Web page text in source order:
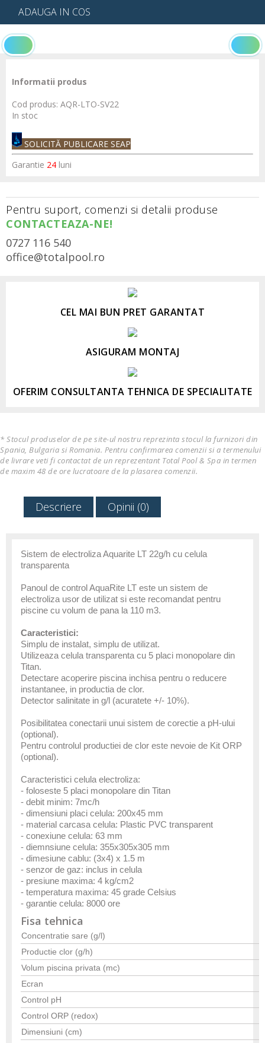
ADAUGA IN COS
Informatii produs
Cod produs: AQR-LTO-SV22
In stoc
SOLICITĂ PUBLICARE SEAP
Garantie 24 luni
Pentru suport, comenzi si detalii produse
CONTACTEAZA-NE!
0727 116 540
office@totalpool.ro
CEL MAI BUN PRET GARANTAT
ASIGURAM MONTAJ
OFERIM CONSULTANTA TEHNICA DE SPECIALITATE
* Stocul produselor de pe site-ul nostru reprezinta stocul la furnizori din
Spania, Bulgaria si Romania. Pentru confirmarea comenzii si a termenului
de livrare veti fi contactat de un reprezentant Total Pool & Spa in termen
de maxim 48 de ore lucratoare de la plasarea comenzii.
Descriere Opinii (0)
Sistem de electroliza Aquarite LT 22g/h cu celula
transparenta
Panoul de control AquaRite LT este un sistem de
electroliza usor de utilizat si este recomandat pentru
piscine cu volum de pana la 110 m3.
Caracteristici:
Simplu de instalat, simplu de utilizat.
Utilizeaza celula transparenta cu 5 placi monopolare din
Titan.
Detectare acoperire piscina inchisa pentru o reducere
instantanee, in productia de clor.
Detector salinitate in g/l (acuratete +/- 10%).
Posibilitatea conectarii unui sistem de corectie a pH-ului
(optional).
Pentru controlul productiei de clor este nevoie de Kit ORP
(optional).
Caracteristici celula electroliza:
- foloseste 5 placi monopolare din Titan
- debit minim: 7mc/h
- dimensiuni placi celula: 200x45 mm
- material carcasa celula: Plastic PVC transparent
- conexiune celula: 63 mm
- diemnsiune celula: 355x305x305 mm
- dimesiune cablu: (3x4) x 1.5 m
- senzor de gaz: inclus in celula
- presiune maxima: 4 kg/cm2
- temperatura maxima: 45 grade Celsius
- garantie celula: 8000 ore
Fisa tehnica
Concentratie sare (g/l)
Productie clor (g/h)
Volum piscina privata (mc)
Ecran
Control pH
Control ORP (redox)
Dimensiuni (cm)